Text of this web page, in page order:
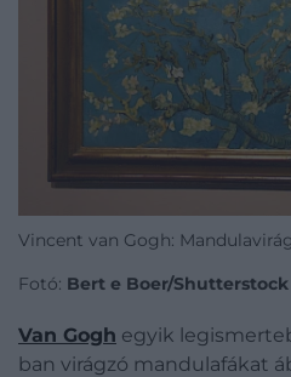
Vincent van Gogh:
Fotó: Bert e Boer/Shutterstock
Van Gogh egyik
ban virágzó mandulafákat